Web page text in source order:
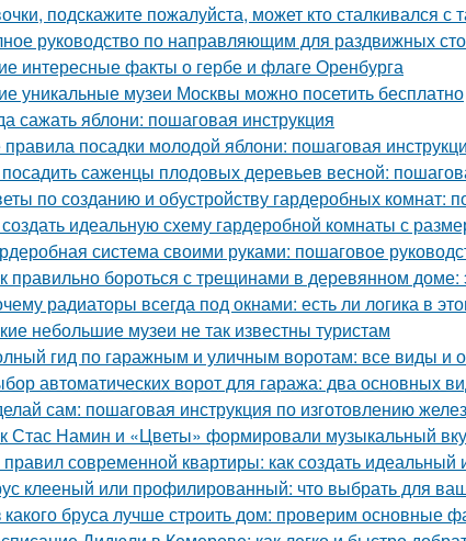
подскажите пожалуйста, может кто сталкивался с
руководство по направляющим для раздвижных
интересные факты о гербе и флаге Оренбурга
уникальные музеи Москвы можно посетить бесплатно
сажать яблони: пошаговая инструкция
правила посадки молодой яблони: пошаговая
посадить саженцы плодовых деревьев весной:
по созданию и обустройству гардеробных комнат:
создать идеальную схему гардеробной комнаты с
система своими руками: пошаговое
правильно бороться с трещинами в деревянном
радиаторы всегда под окнами: есть ли логика в
небольшие музеи не так известны туристам
гид по гаражным и уличным воротам: все виды и
автоматических ворот для гаража: два основных
сам: пошаговая инструкция по изготовлению
Стас Намин и «Цветы» формировали музыкальный
современной квартиры: как создать идеальный
клееный или профилированный: что выбрать для
какого бруса лучше строить дом: проверим основные